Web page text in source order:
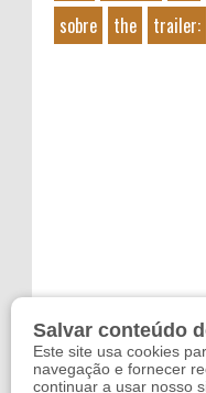
sobre
the trailer:
Salvar conteúdo
Este site usa cookies
navegação e fornecer
continuar a usar nosso